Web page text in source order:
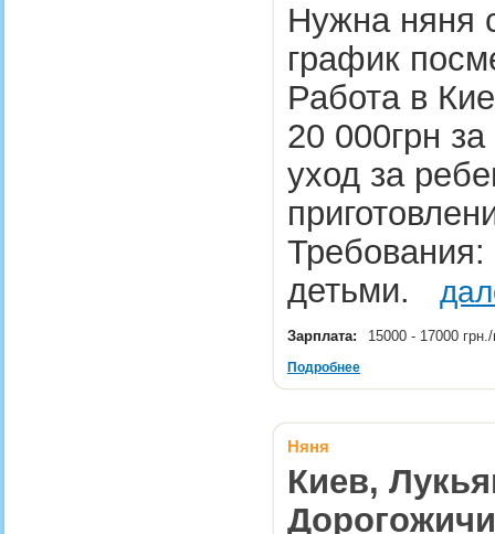
Нужна няня
график
Работа в
20 000грн
уход за
детьми.
Зарплата: 15000 - 17000
Подробнее
Няня
Киев,
Дорогожичи